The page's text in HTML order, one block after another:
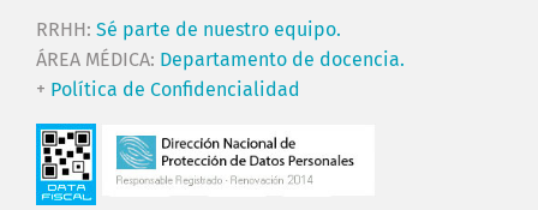
RRHH: Sé parte de nuestro equipo.
ÁREA MÉDICA: Departamento de docencia.
+ Política de Confidencialidad